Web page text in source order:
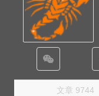
文章 9744